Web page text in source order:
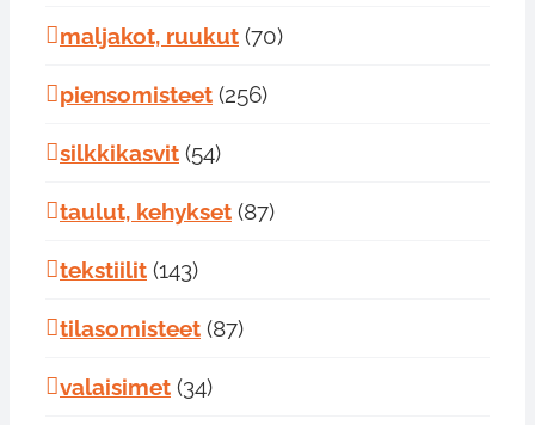
maljakot, ruukut (70)
piensomisteet (256)
silkkikasvit (54)
taulut, kehykset (87)
tekstiilit (143)
tilasomisteet (87)
valaisimet (34)